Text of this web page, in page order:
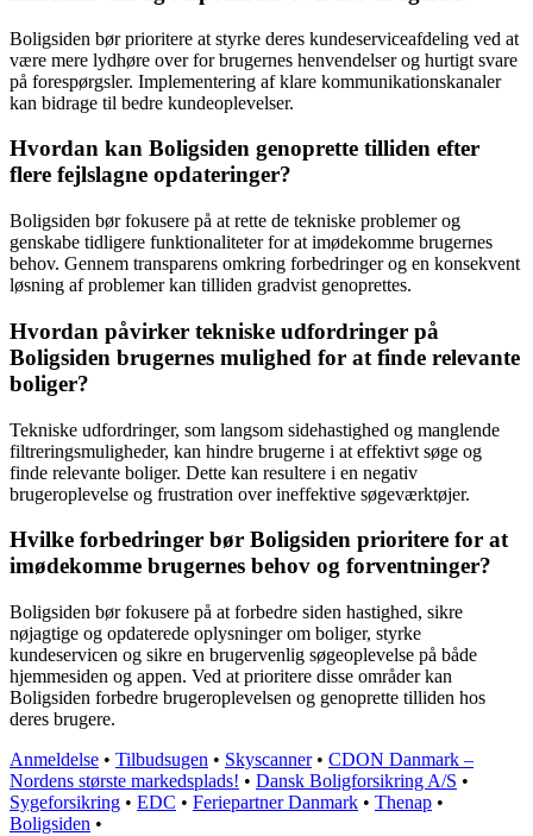
Boligsiden bør prioritere at styrke deres kundeserviceafdeling ved at
være mere lydhøre over for brugernes henvendelser og hurtigt svare
på forespørgsler. Implementering af klare kommunikationskanaler
kan bidrage til bedre kundeoplevelser.
Hvordan kan Boligsiden genoprette tilliden efter
flere fejlslagne opdateringer?
Boligsiden bør fokusere på at rette de tekniske problemer og
genskabe tidligere funktionaliteter for at imødekomme brugernes
behov. Gennem transparens omkring forbedringer og en konsekvent
løsning af problemer kan tilliden gradvist genoprettes.
Hvordan påvirker tekniske udfordringer på
Boligsiden brugernes mulighed for at finde relevante
boliger?
Tekniske udfordringer, som langsom sidehastighed og manglende
filtreringsmuligheder, kan hindre brugerne i at effektivt søge og
finde relevante boliger. Dette kan resultere i en negativ
brugeroplevelse og frustration over ineffektive søgeværktøjer.
Hvilke forbedringer bør Boligsiden prioritere for at
imødekomme brugernes behov og forventninger?
Boligsiden bør fokusere på at forbedre siden hastighed, sikre
nøjagtige og opdaterede oplysninger om boliger, styrke
kundeservicen og sikre en brugervenlig søgeoplevelse på både
hjemmesiden og appen. Ved at prioritere disse områder kan
Boligsiden forbedre brugeroplevelsen og genoprette tilliden hos
deres brugere.
Anmeldelse • Tilbudsugen • Skyscanner• CDON Danmark –
Nordens største markedsplads! • Dansk Boligforsikring A/S •
Sygeforsikring • EDC • Feriepartner Danmark • Thenap •
Boligsiden •